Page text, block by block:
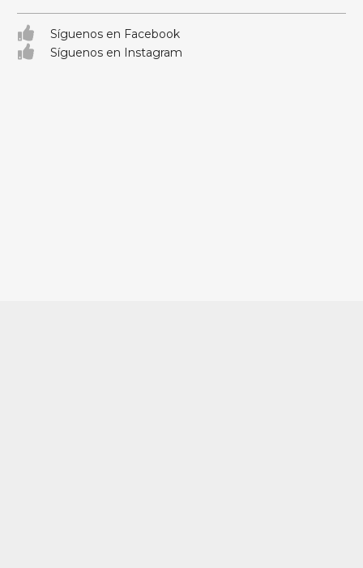
Síguenos en Facebook
Síguenos en Instagram